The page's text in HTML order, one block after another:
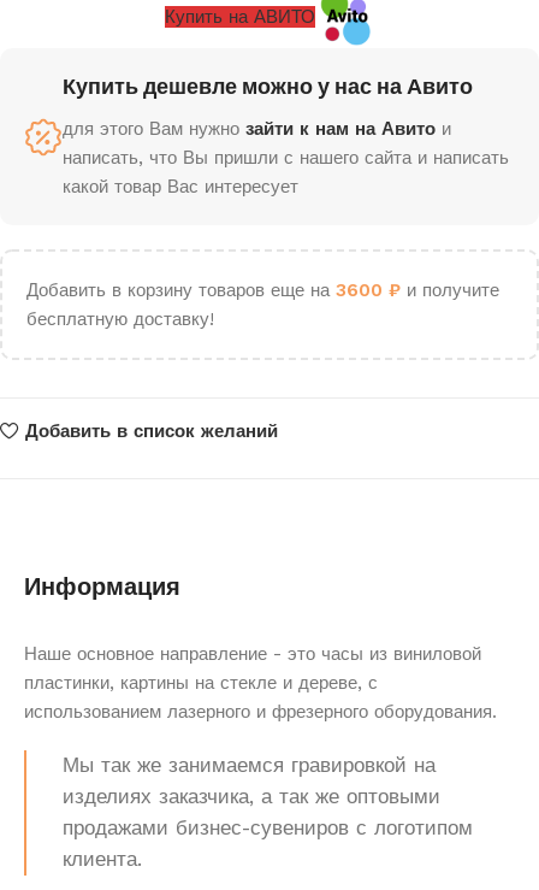
Купить на АВИТО
Купить дешевле можно у нас на Авито
для этого Вам нужно зайти к нам на Авито и
написать, что Вы пришли с нашего сайта и написать
какой товар Вас интересует
Добавить в корзину товаров еще на 3600 ₽ и получите
бесплатную доставку!
Добавить в список желаний
Информация
Наше основное направление - это часы из виниловой
пластинки, картины на стекле и дереве, с
использованием лазерного и фрезерного оборудования.
Мы так же занимаемся гравировкой на
изделиях заказчика, а так же оптовыми
продажами бизнес-сувениров с логотипом
клиента.